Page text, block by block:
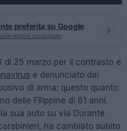
preferita su Google
notizie consigliate
dl 25 marzo per il contrasto e
e denunciato dai
di arma: questo quanto
delle Filippine di 61 anni.
sua auto su via Durante
ha cambiato subito